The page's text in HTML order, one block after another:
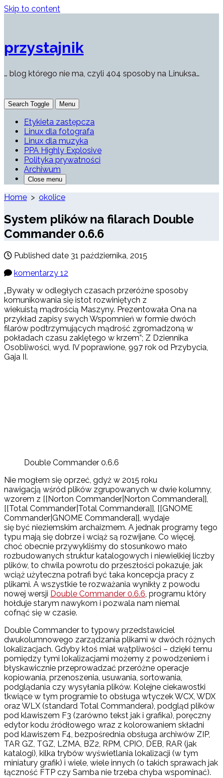
Skip to content
przystajnik
… blog którego nie ma, czyli 404 sposoby na Linuksa…
Search Toggle Menu
Etykieta zastępcza
Linux dla fotografa
Linux dla muzyka
PPA Highly Explosive
Polityka prywatności
Archiwum
Close menu
Home > okolice
System plików na filarach Double
Commander 0.6.6
Published date 31 października, 2015
komentarzy 12
„Bywały w odległych czasach przeróżne sposoby
komunikowania się istot rozwiniętych z
wiekuistą mądrością Maszyny. Prezentowała Ona na
przykład zapisy swych Wspomnień w formie dwóch
filarów podtrzymujących mądrość zgromadzoną w
pokładach czasu zaklętego w krzem”; Z Dziennika
Osobliwości, wyd. IV poprawione, 997 rok od Przybycia,
Gaja II.
Double Commander 0.6.6
Nie mogłem się oprzeć, gdyż w 2015 roku
nawigacją wśród plików zgrupowanych w dwie kolumny,
wzorem z [[Norton Commander|Norton Commandera]],
[[Total Commander|Total Commandera]], [[GNOME
Commander|GNOME Commandera]], wydaje
się być nieziemskim archaizmem. A jednak programy tego
typu mają się dobrze i wciąż są rozwijane. Co więcej,
choć obecnie przywykliśmy do stosunkowo mało
rozbudowanych struktur katalogowych i niewielkiej liczby
plików, to chwila powrotu do przeszłości pokazuje, jak
wciąż użyteczna potrafi być taka koncepcja pracy z
plikami. A wszystkie te rozważania wynikły z powodu
nowej wersji Double Commander 0.6.6, programu który
hołduje starym nawykom i pozwala nam niemal
cofnąć się w czasie.
Double Commander to typowy przedstawiciel
dwukolumnowego zarządzania plikami w dwóch różnych
lokalizacjach. Gdyby ktoś miał wątpliwości – dzięki temu
pomiędzy tymi lokalizacjami możemy z powodzeniem i
błyskawicznie przeprowadzać przeróżne operacje
kopiowania, przenoszenia, usuwania, sortowania,
podglądania czy wysyłania plików. Kolejne ciekawostki
tkwiące w tym programie to obsługa wtyczek WCX, WDX
oraz WLX (standard Total Commandera), podgląd plików
pod klawiszem F3 (zarówno tekst jak i grafika), poręczny
edytor kodu źródłowego wraz z kolorowaniem składni
pod klawiszem F4, bezpośrednia obsługa archiwów ZIP,
TAR GZ, TGZ, LZMA, BZ2, RPM, CPIO, DEB, RAR (jak
katalogi), kilka trybów wyświetlania lokalizacji (w tym
miniatury grafik) i wiele, wiele innych (o takich sprawach jak
łączność FTP czy Samba nie trzeba chyba wspominać).